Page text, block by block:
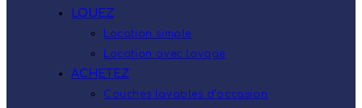
LOUEZ
Location simple
Location avec lavage
ACHETEZ
Couches lavables d’occasion